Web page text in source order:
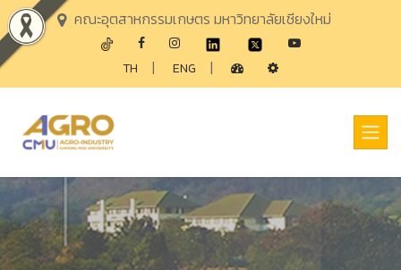
คณะอุตสาหกรรมเกษตร มหาวิทยาลัยเชียงใหม่
TH | ENG |